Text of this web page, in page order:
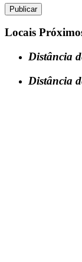
Locais
Distância
Distância